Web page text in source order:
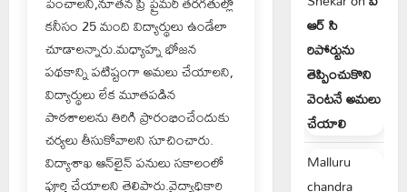
కనీసం 25 మంది విద్యార్థులు ఉండేలా
చూడాలన్నారు.మధ్యాహ్న భోజన
పథకాన్ని పటిష్టంగా అమలు చేయాలని,
విద్యార్థులు లేక మూతపడిన
పాఠశాలలను తిరిగి ప్రారంభించేందుకు
చర్యలు తీసుకోవాలని సూచించారు.
విద్యాశాఖ ఆన్‌లైన్ పనులు సకాలంలో
పూర్తి చేయాలని తెలిపారు.వైద్యాధికారి
ఆర్ సి
రిపోర్టును
తెప్పించుకొని
వెంటనే అమలు
చేయాలి
Malluru
chandra